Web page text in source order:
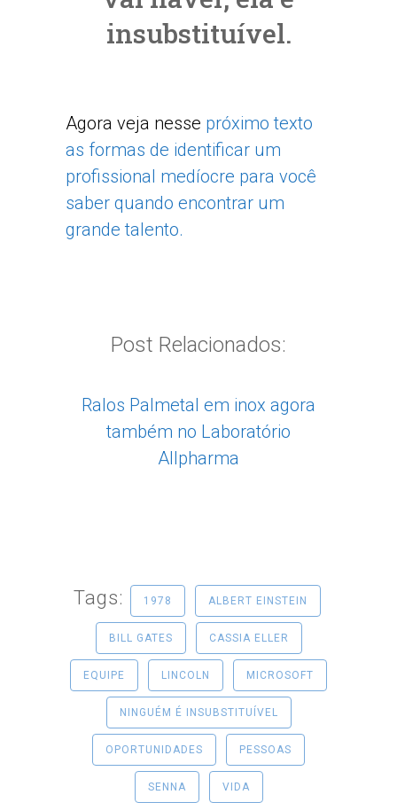
insubstituível.
Agora veja nesse próximo texto
as formas de identificar um
profissional medíocre para você
saber quando encontrar um
grande talento.
Post Relacionados:
Ralos Palmetal em inox agora
também no Laboratório
Allpharma
Tags: 1978 ALBERT EINSTEIN
BILL GATES CASSIA ELLER
EQUIPE LINCOLN MICROSOFT
NINGUÉM É INSUBSTITUÍVEL
OPORTUNIDADES PESSOAS
SENNA VIDA